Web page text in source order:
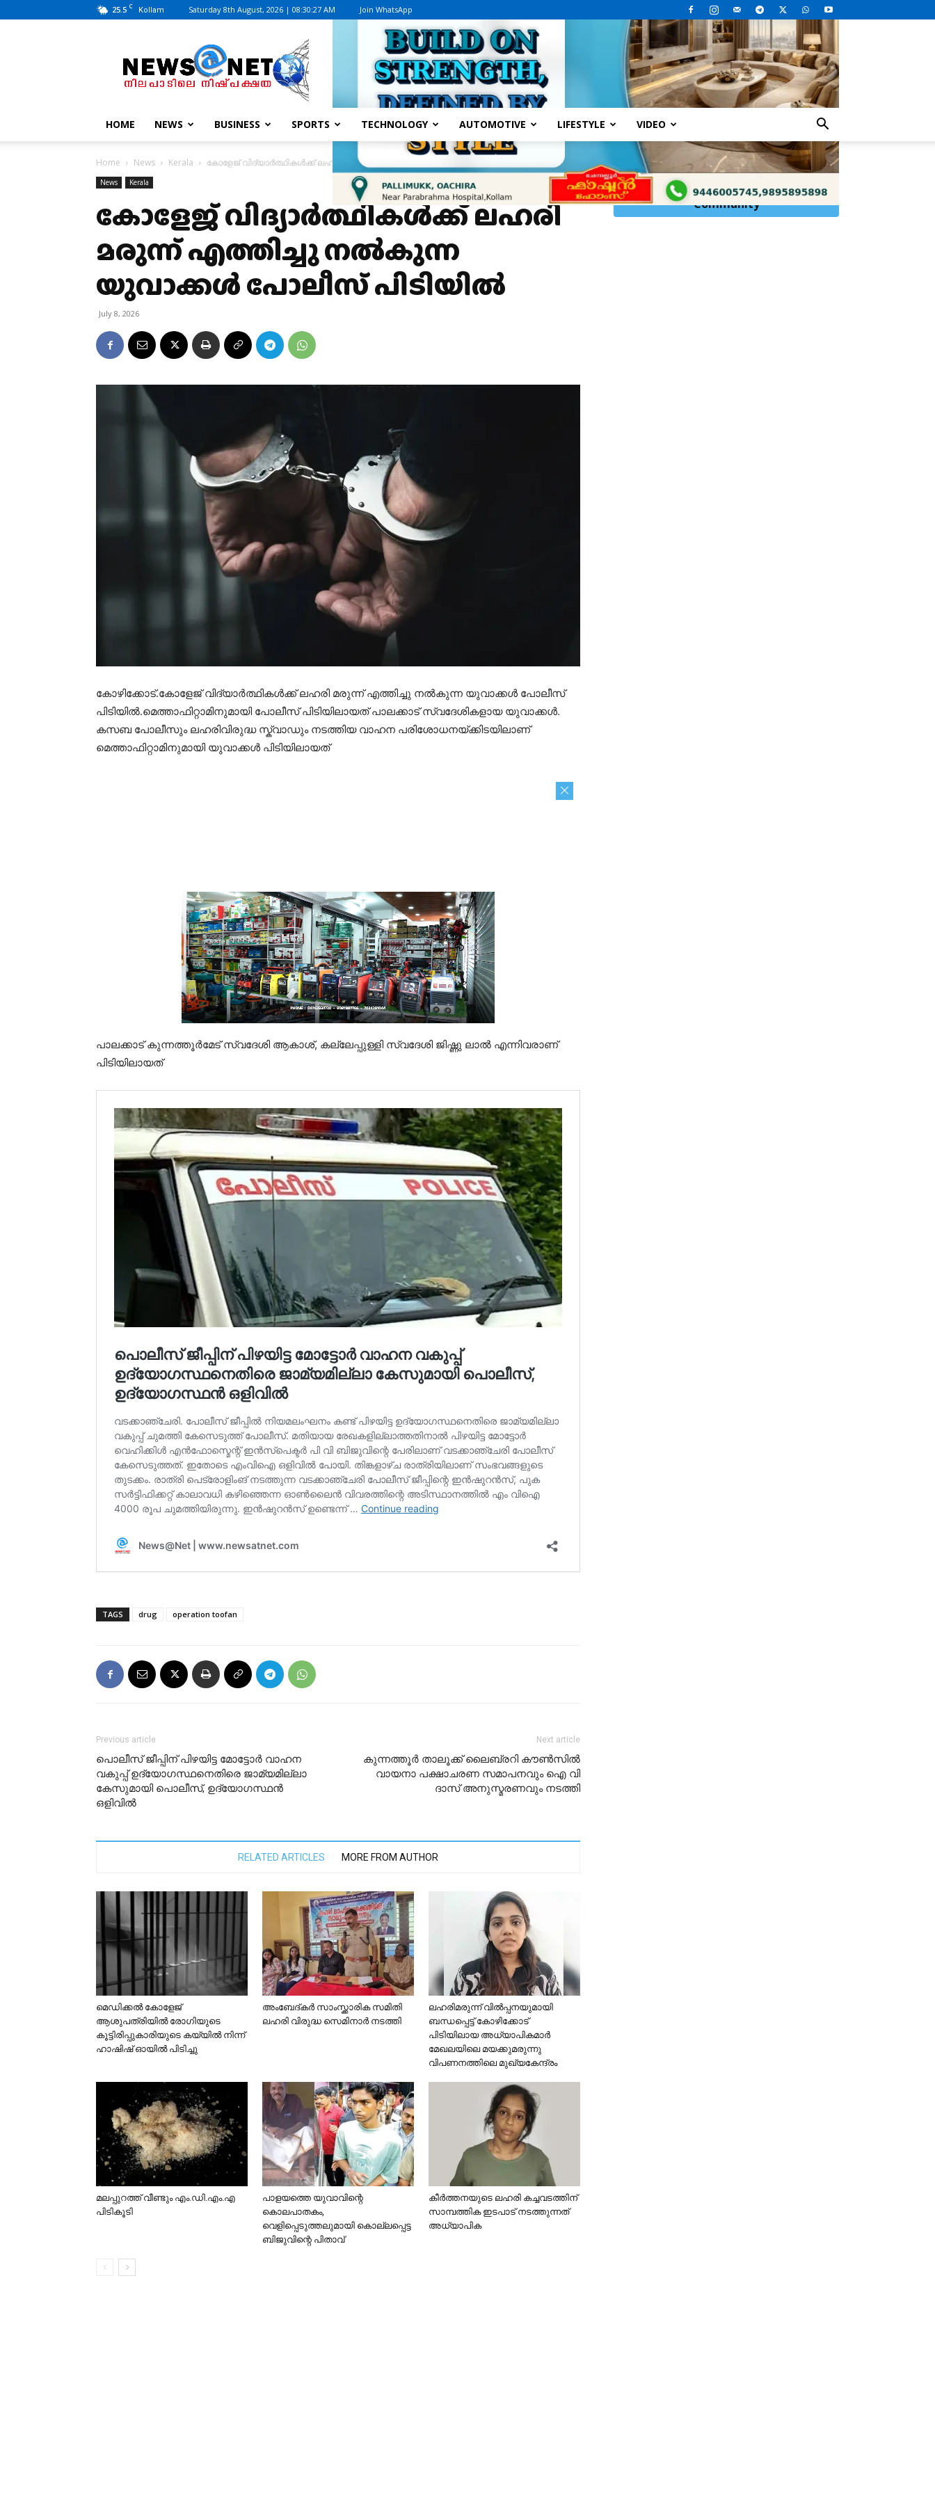
25.5 C Kollam Saturday 8th August, 2026 | 08:30:27 AM Join WhatsApp
News@Net
|
www.newsatnet.com
HOME NEWS BUSINESS SPORTS TECHNOLOGY AUTOMOTIVE LIFESTYLE VIDEO
Home News Kerala കോളേജ് വിദ്യാർത്ഥികൾക്ക് ലഹരി മരുന്ന് എത്തിച്ചു നൽകുന്ന യുവാക്കൾ പോലീസ് പിടിയിൽ
News Kerala
കോളേജ് വിദ്യാർത്ഥികൾക്ക് ലഹരി
മരുന്ന് എത്തിച്ചു നൽകുന്ന
യുവാക്കൾ പോലീസ് പിടിയിൽ
July 8, 2026
കോഴിക്കോട്.കോളേജ് വിദ്യാർത്ഥികൾക്ക് ലഹരി മരുന്ന് എത്തിച്ചു നൽകുന്ന യുവാക്കൾ പോലീസ്
പിടിയിൽ.മെത്താഫിറ്റാമിനുമായി പോലീസ് പിടിയിലായത് പാലക്കാട് സ്വദേശികളായ യുവാക്കൾ.
കസബ പോലീസും ലഹരിവിരുദ്ധ സ്ക്വാഡും നടത്തിയ വാഹന പരിശോധനയ്ക്കിടയിലാണ്
മെത്താഫിറ്റാമിനുമായി യുവാക്കൾ പിടിയിലായത്
പാലക്കാട് കുന്നത്തൂർമേട് സ്വദേശി ആകാശ്, കല്ലേപ്പുള്ളി സ്വദേശി ജിഷ്ണു ലാൽ എന്നിവരാണ്
പിടിയിലായത്
TAGS drug operation toofan
Previous article
പൊലീസ് ജീപ്പിന് പിഴയിട്ട മോട്ടോര്‍ വാഹന
വകുപ്പ് ഉദ്യോഗസ്ഥനെതിരെ ജാമ്യമില്ലാ
കേസുമായി പൊലീസ്, ഉദ്യോഗസ്ഥന്‍
ഒളിവില്‍
Next article
കുന്നത്തൂര്‍ താലൂക്ക് ലൈബ്രറി കൗണ്‍സില്‍
വായനാ പക്ഷാചരണ സമാപനവും ഐ വി
ദാസ് അനുസ്മരണവും നടത്തി
RELATED ARTICLES MORE FROM AUTHOR
മെഡിക്കൽ കോളേജ്
ആശുപത്രിയിൽ രോഗിയുടെ
കൂട്ടിരിപ്പുകാരിയുടെ കയ്യിൽ നിന്ന്
ഹാഷിഷ് ഓയിൽ പിടിച്ചു
അംബേദ്കർ സാംസ്ക്കാരിക സമിതി
ലഹരി വിരുദ്ധ സെമിനാർ നടത്തി
ലഹരിമരുന്ന് വില്‍പ്പനയുമായി
ബന്ധപ്പെട്ട് കോഴിക്കോട്
പിടിയിലായ അധ്യാപികമാര്‍
മേഖലയിലെ മയക്കുമരുന്നു
വിപണനത്തിലെ മുഖ്യകേന്ദ്രം
മലപ്പുറത്ത് വീണ്ടും എം.ഡി.എം.എ
പിടികൂടി
പാളയത്തെ യുവാവിന്റെ
കൊലപാതകം,
വെളിപ്പെടുത്തലുമായി കൊല്ലപ്പെട്ട
ബിജുവിന്റെ പിതാവ്
കീര്‍ത്തനയുടെ ലഹരി കച്ചവടത്തിന്
സാമ്പത്തിക ഇടപാട് നടത്തുന്നത്
അധ്യാപിക
Click Here toJoinWhatsApp
Community